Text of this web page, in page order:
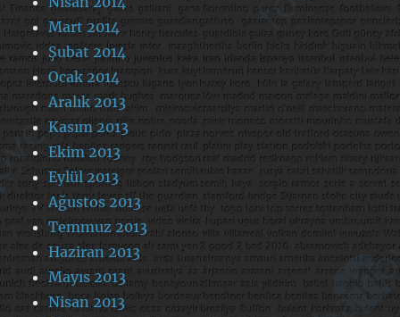
Mart 2014
Şubat 2014
Ocak 2014
Aralık 2013
Kasım 2013
Ekim 2013
Eylül 2013
Ağustos 2013
Temmuz 2013
Haziran 2013
Mayıs 2013
Nisan 2013